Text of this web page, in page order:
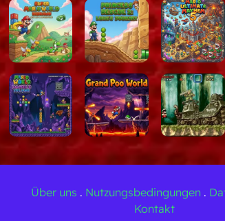
Power-Ups wie Superpilze machen dich
, in enge Spike-Fallen zu passen.
Rätsel voller versteckter Fallen
Super Mario World 6416-Bit-
Gameplay verbergen Schleife.
Mario
Kopf zu stellen? Erleben Sie einen der
die je gemacht wurden. Spielen Sie
Über uns . Nutzungsbedingungen .
Kontakt